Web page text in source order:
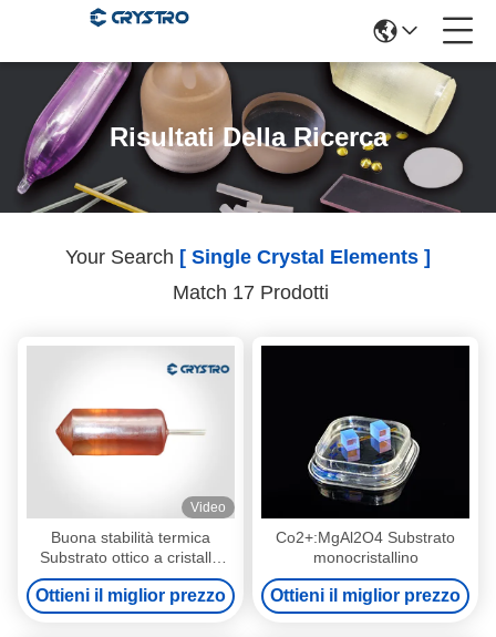
Risultati Della Ricerca
Your Search [ Single Crystal Elements ]
Match 17 Prodotti
Video
Buona stabilità termica
Substrato ottico a cristallo
singolo LaO
Ottieni il miglior prezzo
Co2+:MgAl2O4 Substrato
monocristallino
Ottieni il miglior prezzo